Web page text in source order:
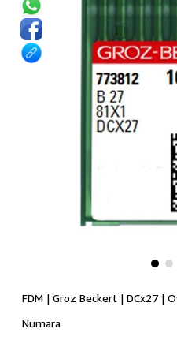
FDM | Groz Beckert | DCx27 |
Numara